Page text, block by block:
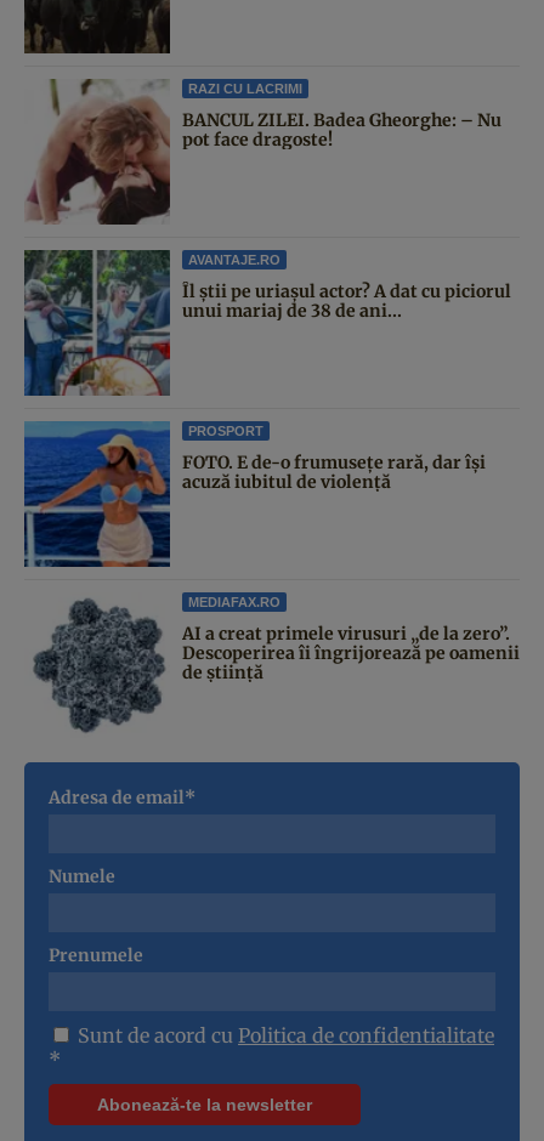
RAZI CU LACRIMI
BANCUL ZILEI. Badea Gheorghe: – Nu
pot face dragoste!
AVANTAJE.RO
Îl știi pe uriașul actor? A dat cu piciorul
unui mariaj de 38 de ani...
PROSPORT
FOTO. E de-o frumusețe rară, dar își
acuză iubitul de violență
MEDIAFAX.RO
AI a creat primele virusuri „de la zero”.
Descoperirea îi îngrijorează pe oamenii
de știință
Adresa de email*
Numele
Prenumele
Sunt de acord cu Politica de confidentialitate
*